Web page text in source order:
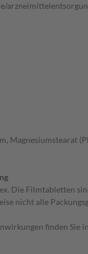
Magnesiumstearat
Die Filmtabletten
nicht alle
finden Sie